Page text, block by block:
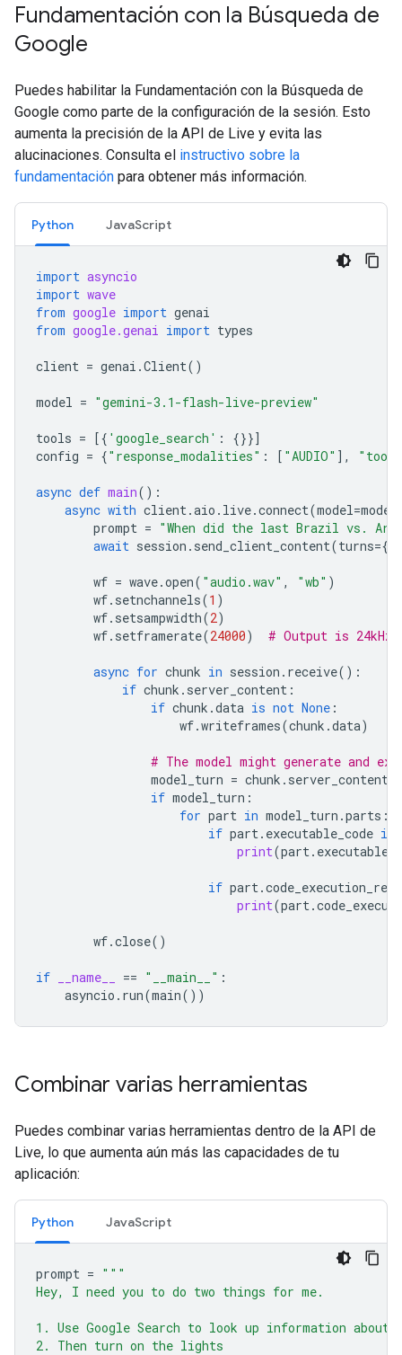
Fundamentación con la Búsqueda de
Google
Puedes habilitar la Fundamentación con la Búsqueda de
Google como parte de la configuración de la sesión. Esto
aumenta la precisión de la API de Live y evita las
alucinaciones. Consulta el instructivo sobre la
fundamentación para obtener más información.
Python JavaScript
import asyncio
import wave
from google import genai
from google.genai import types
client = genai .Client()
model = "gemini-3.1-flash-live-preview"
tools = [{ 'google_search' :
{}}]
config = {"response_modalities" : [ "AUDIO" ],
async def main():
async with client.aio . live.connect(model=model
prompt = "When did the last Brazil vs.
await session . send_client_content(turns={
wf = wave.open( "audio.wav" , "wb" )
wf. setnchannels(1 )
wf. setsampwidth(2)
wf. setframerate(24000) # Output is 24kHz
async for chunk in session . receive():
if chunk . server_content :
if chunk .data is not None :
wf.writeframes(chunk .data)
# The model might generate and
model_turn = chunk . server_content
if model_turn :
for part in model_turn .parts :
if part. executable_code is
print(part.
if part.
print(part.
wf.close()
if __name__ == "__main__" :
asyncio . run(main())
Combinar varias herramientas
Puedes combinar varias herramientas dentro de la API de
Live, lo que aumenta aún más las capacidades de tu
aplicación:
Python JavaScript
prompt = """
Hey, I need you to do two things for me.
1. Use Google Search to look up information
2. Then turn on the lights